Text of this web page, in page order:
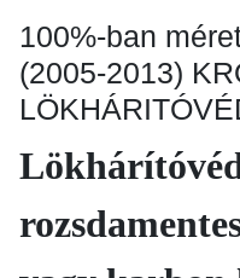
100%-ban
(2005-2013)